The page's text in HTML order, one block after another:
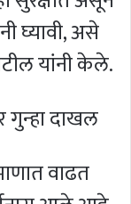
घ्यावी, असे
यांनी केले.
गुन्हा दाखल
वाढत